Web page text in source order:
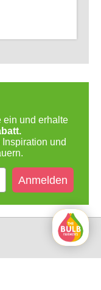
ein und erhalte
und
Anmelden